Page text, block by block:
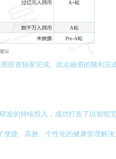
投资独家完成。此次融资的顺利
的持续投入，成功打造了以智能
捷、高效、个性化的健康管理解